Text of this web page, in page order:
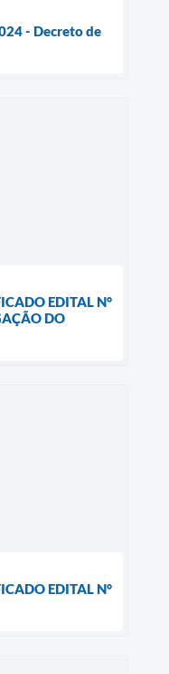
- Decreto de
EDITAL N°
DO
EDITAL N°